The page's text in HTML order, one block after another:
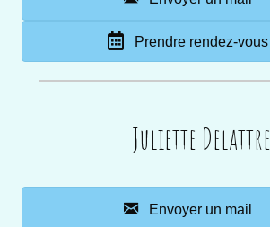
Prendre rendez-vous
Juliette Delattre
Envoyer un mail